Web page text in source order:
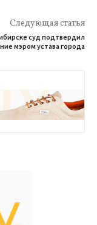
Следующая статья
суд подтвердил
мэром устава города